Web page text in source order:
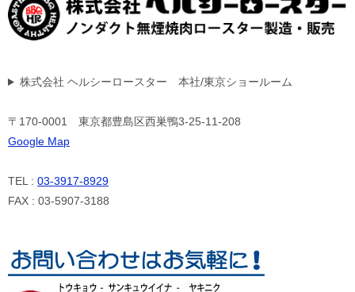
株式会社 ヘルシーロースター 本社/東京ショールーム
〒170-0001 東京都豊島区西巣鴨3-25-11-208
Google Map
TEL : 03-3917-8929
FAX : 03-5907-3188